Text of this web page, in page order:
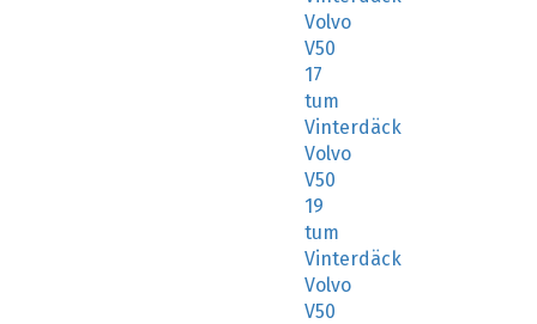
Volvo
V50
17
tum
Vinterdäck
Volvo
V50
19
tum
Vinterdäck
Volvo
V50